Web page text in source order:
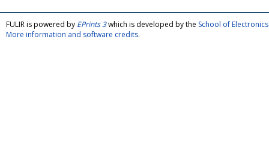
FULIR is powered by EPrints 3which is developed by the School of
More information and software credits.